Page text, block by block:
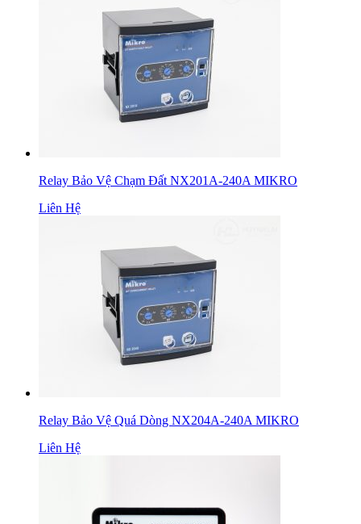
Relay Bảo Vệ Chạm Đất NX201A-240A MIKRO
Liên Hệ
Relay Bảo Vệ Quá Dòng NX204A-240A MIKRO
Liên Hệ